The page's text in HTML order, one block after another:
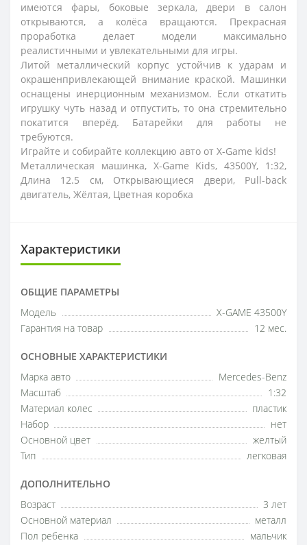
имеются фары, боковые зеркала, двери в салон
открываются, а колёса вращаются. Прекрасная
проработка делает модели максимально
реалистичными и увлекательными для игры.
Литой металлический корпус устойчив к ударам и
окрашенпривлекающей внимание краской. Машинки
оснащены инерционным механизмом. Если откатить
игрушку чуть назад и отпустить, то она стремительно
покатится вперёд. Батарейки для работы не
требуются.
Играйте и собирайте коллекцию авто от X-Game kids!
Металлическая машинка, X-Game Kids, 43500Y, 1:32,
Длина 12.5 см, Открывающиеся двери, Pull-back
двигатель, Жёлтая, Цветная коробка
Характеристики
ОБЩИЕ ПАРАМЕТРЫ
Модель
X-GAME 43500Y
Гарантия на товар
12 мес.
ОСНОВНЫЕ ХАРАКТЕРИСТИКИ
Марка авто
Mercedes-Benz
Масштаб
1:32
Материал колес
пластик
Набор
нет
Основной цвет
желтый
Тип
легковая
ДОПОЛНИТЕЛЬНО
Возраст
3 лет
Основной материал
металл
Пол ребенка
мальчик